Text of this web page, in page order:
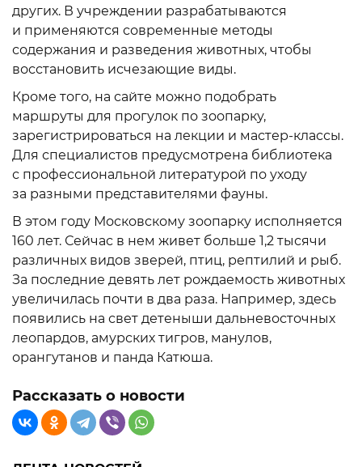
других. В учреждении разрабатываются
и применяются современные методы
содержания и разведения животных, чтобы
восстановить исчезающие виды.
Кроме того, на сайте можно подобрать
маршруты для прогулок по зоопарку,
зарегистрироваться на лекции и мастер-классы.
Для специалистов предусмотрена библиотека
с профессиональной литературой по уходу
за разными представителями фауны.
В этом году Московскому зоопарку исполняется
160 лет. Сейчас в нем живет больше 1,2 тысячи
различных видов зверей, птиц, рептилий и рыб.
За последние девять лет рождаемость животных
увеличилась почти в два раза. Например, здесь
появились на свет детеныши дальневосточных
леопардов, амурских тигров, манулов,
орангутанов и панда Катюша.
Рассказать о новости